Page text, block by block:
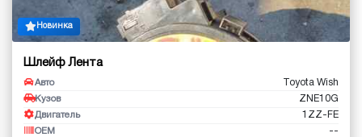
Новинка
Шлейф Лента
Авто Toyota Wish
Кузов ZNE10G
Двигатель 1ZZ-FE
OEM --